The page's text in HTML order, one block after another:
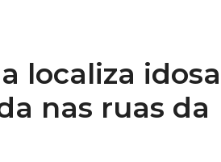
localiza idosa
nas ruas da